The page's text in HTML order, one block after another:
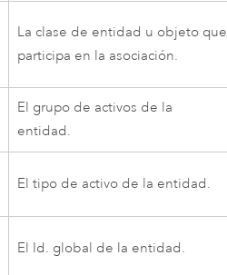
La clase de entidad u objeto que
participa en la asociación.
El grupo de activos de la
entidad.
El tipo de activo de la entidad.
El Id. global de la entidad.